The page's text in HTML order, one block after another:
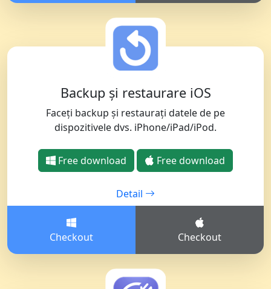
Backup și restaurare iOS
Faceți backup și restaurați datele de pe
dispozitivele dvs. iPhone/iPad/iPod.
Free download Free download
Detail
Checkout Checkout